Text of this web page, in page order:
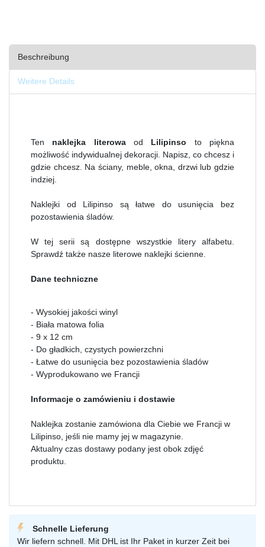
Beschreibung
Weitere Details
Ten naklejka literowaod Lilipinso to piękna
możliwość indywidualnej dekoracji. Napisz, co chcesz i
gdzie chcesz. Na ściany, meble, okna, drzwi lub gdzie
indziej.
Naklejki od Lilipinso są łatwe do usunięcia bez
pozostawienia śladów.
W tej serii są dostępne wszystkie litery alfabetu.
Sprawdź także nasze literowe naklejki ścienne.
Dane techniczne
- Wysokiej jakości winyl
- Biała matowa folia
- 9 x 12 cm
- Do gładkich, czystych powierzchni
- Łatwe do usunięcia bez pozostawienia śladów
- Wyprodukowano we Francji
Informacje o zamówieniu i dostawie
Naklejka zostanie zamówiona dla Ciebie we Francji w
Lilipinso, jeśli nie mamy jej w magazynie.
Aktualny czas dostawy podany jest obok zdjęć
produktu.
Schnelle Lieferung
Wir liefern schnell. Mit DHL ist Ihr Paket in kurzer Zeit bei